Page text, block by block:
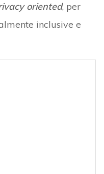
oriented, per
inclusive e